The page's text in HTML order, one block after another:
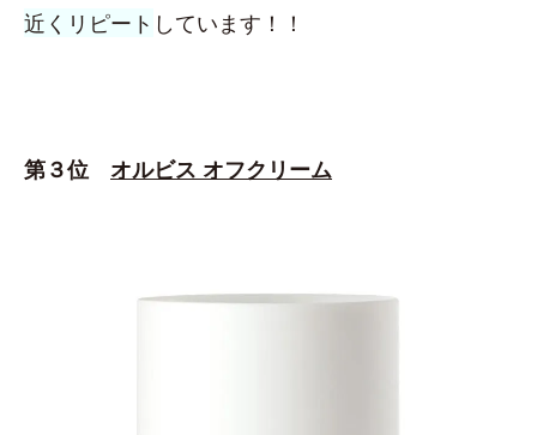
近くリピート しています！！
第３位 オルビス オフクリーム